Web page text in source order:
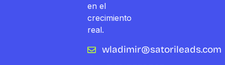
en el
crecimiento
real.
wladimir@satorileads.com